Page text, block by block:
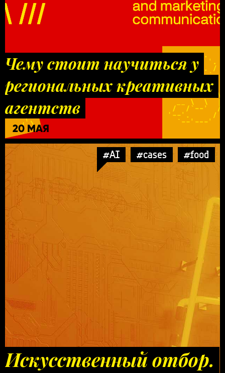
Чему стоит научиться у
региональных креативных
агентств
20 МАЯ
#AI #cases #food
Искусственный отбор.